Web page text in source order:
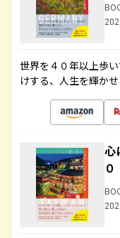
世界を４０年以上歩
けする、人生を輝か
心
０